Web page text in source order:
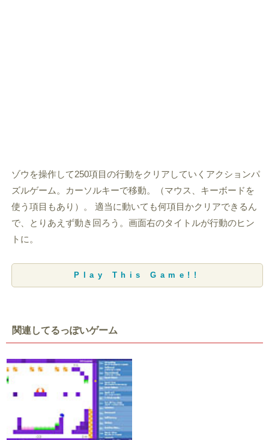
ゾウを操作して250項目の行動をクリアしていくアクションパ
ズルゲーム。カーソルキーで移動。（マウス、キーボードを
使う項目もあり）。 適当に動いても何項目かクリアできるん
で、とりあえず動き回ろう。画面右のタイトルが行動のヒン
トに。
Play This Game!!
関連してるっぽいゲーム